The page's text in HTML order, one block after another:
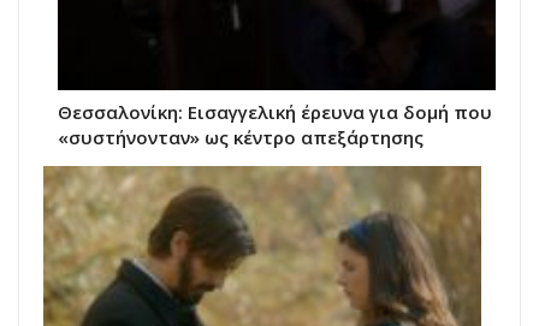
Θεσσαλονίκη: Εισαγγελική έρευνα για δομή που
«συστήνονταν» ως κέντρο απεξάρτησης